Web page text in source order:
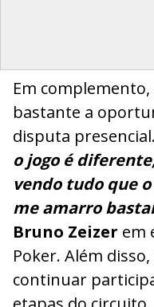
Em
bastante a
disputa presencial.
o jogo é
vendo tudo que
me amarro
Bruno Zeizer em
Poker. Além
continuar